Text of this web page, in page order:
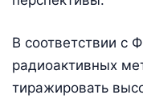
В соответствии с
радиоактивных
тиражировать